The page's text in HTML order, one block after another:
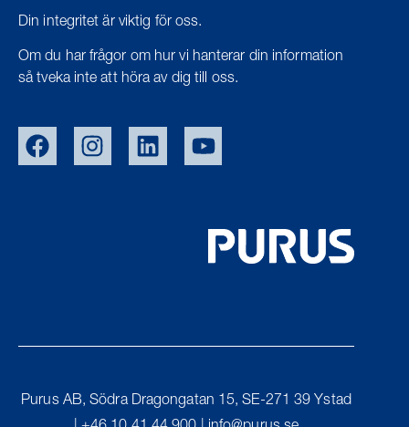
UK
FIN
Din integritet är viktig för oss.
Om du har frågor om hur vi hanterar din information
så tveka inte att höra av dig till oss.
Purus AB, Södra Dragongatan 15, SE-271 39 Ystad